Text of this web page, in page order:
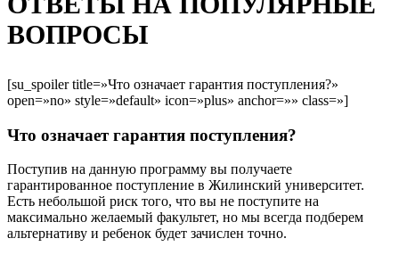
ВОПРОСЫ
[su_spoiler title=»Что означает гарантия поступления?»
open=»no» style=»default» icon=»plus» anchor=»» class=»]
Что означает гарантия поступления?
Поступив на данную программу вы получаете
гарантированное поступление в Жилинский университет.
Есть небольшой риск того, что вы не поступите на
максимально желаемый факультет, но мы всегда подберем
альтернативу и ребенок будет зачислен точно.